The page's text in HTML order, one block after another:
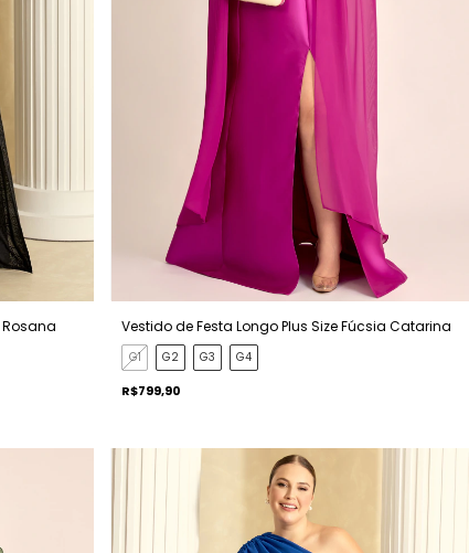
Rosana Vestido de Festa Longo Plus Size Fúcsia Catarina
G1 G2 G3 G4
R$799,90